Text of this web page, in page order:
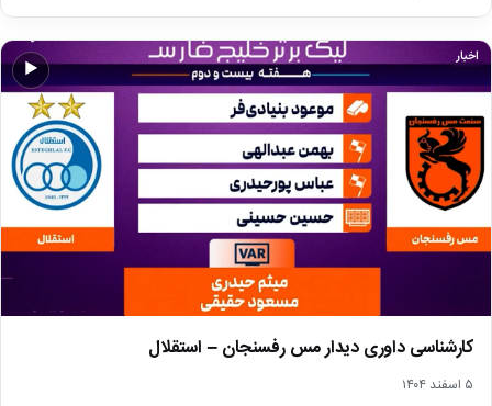
▶
اخبار
کارشناسی داوری دیدار مس رفسنجان – استقلال
۵ اسفند ۱۴۰۴